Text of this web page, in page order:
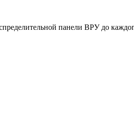
панели ВРУ до